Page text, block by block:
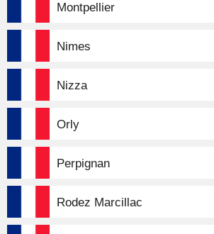
Montpellier
Nimes
Nizza
Orly
Perpignan
Rodez Marcillac